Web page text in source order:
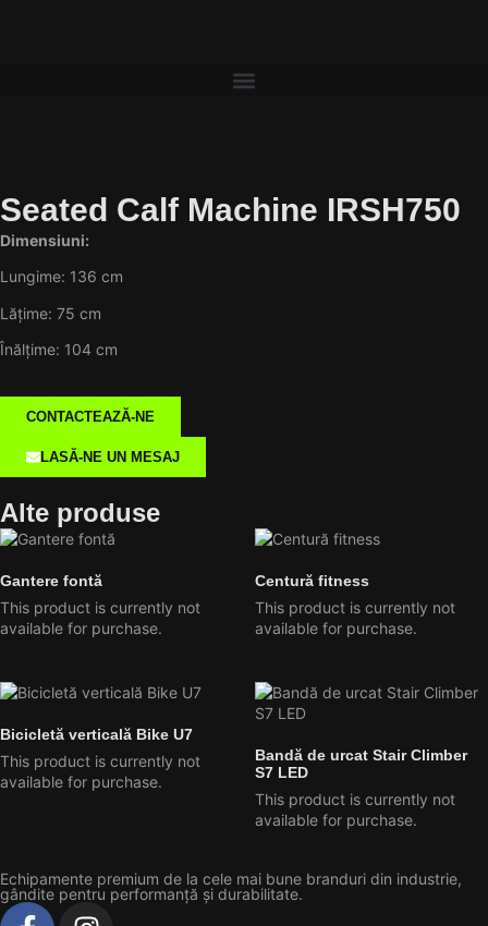
Seated Calf Machine IRSH750
Dimensiuni:
Lungime: 136 cm
Lățime: 75 cm
Înălțime: 104 cm
CONTACTEAZĂ-NE
LASĂ-NE UN MESAJ
Alte produse
Gantere fontă
This product is currently not
available for purchase.
Centură fitness
This product is currently not
available for purchase.
Bicicletă verticală Bike U7
This product is currently not
available for purchase.
Bandă de urcat Stair Climber
S7 LED
This product is currently not
available for purchase.
Echipamente premium de la cele mai bune branduri din industrie,
gândite pentru performanță și durabilitate.